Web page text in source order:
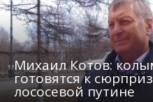
Михаил Котов:
готовятся к
лососевой путине